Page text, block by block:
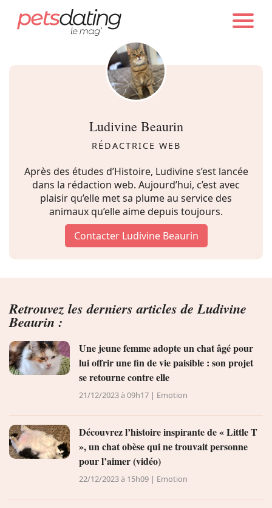
Chien
Chat
Emotion
Tops
PETS DATING AUTEURS
Ludivine Beaurin
RÉDACTRICE WEB
Après des études d’Histoire, Ludivine s’est lancée
dans la rédaction web. Aujourd’hui, c’est avec
plaisir qu’elle met sa plume au service des
animaux qu’elle aime depuis toujours.
Contacter Ludivine Beaurin
Retrouvez les derniers articles de Ludivine
Beaurin :
Une jeune femme adopte un chat âgé pour
lui offrir une fin de vie paisible : son projet
se retourne contre elle
21/12/2023 à 09h17 | Emotion
Découvrez l’histoire inspirante de « Little T
», un chat obèse qui ne trouvait personne
pour l’aimer (vidéo)
22/12/2023 à 15h09 | Emotion